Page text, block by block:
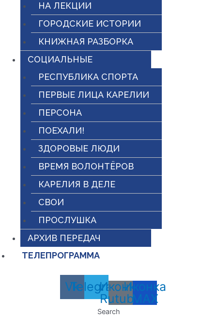
НА ЛЕКЦИИ
ГОРОДСКИЕ ИСТОРИИ
КНИЖНАЯ РАЗБОРКА
СОЦИАЛЬНЫЕ
РЕСПУБЛИКА СПОРТА
ПЕРВЫЕ ЛИЦА КАРЕЛИИ
ПЕРСОНА
ПОЕХАЛИ!
ЗДОРОВЫЕ ЛЮДИ
ВРЕМЯ ВОЛОНТЁРОВ
КАРЕЛИЯ В ДЕЛЕ
СВОИ
ПРОСЛУШКА
АРХИВ ПЕРЕДАЧ
ТЕЛЕПРОГРАММА
Vk
Telegram
Иконка
Rutube
Иконка
MAX
Search